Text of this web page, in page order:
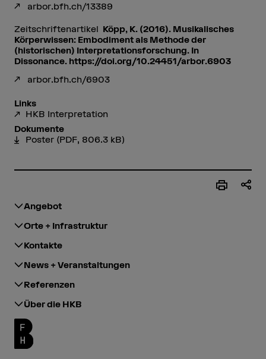
arbor.bfh.ch/13389
Zeitschriftenartikel Köpp, K. (2016). Musikalisches
Körperwissen: Embodiment als Methode der
(historischen) Interpretationsforschung. In
Dissonance. https://doi.org/10.24451/arbor.6903
arbor.bfh.ch/6903
Links
HKB Interpretation
Dokumente
Poster (PDF, 806.3 kB)
Angebot
Orte + Infrastruktur
Kontakte
News + Veranstaltungen
Referenzen
Über die HKB